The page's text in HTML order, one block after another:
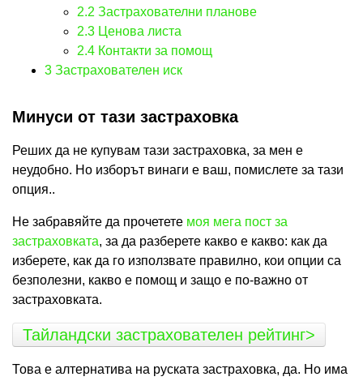
2.2 Застрахователни планове
2.3 Ценова листа
2.4 Контакти за помощ
3 Застрахователен иск
Минуси от тази застраховка
Реших да не купувам тази застраховка, за мен е
неудобно. Но изборът винаги е ваш, помислете за тази
опция..
Не забравяйте да прочетете моя мега пост за
застраховката, за да разберете какво е какво: как да
изберете, как да го използвате правилно, кои опции са
безполезни, какво е помощ и защо е по-важно от
застраховката.
Тайландски застрахователен рейтинг>
Това е алтернатива на руската застраховка, да. Но има